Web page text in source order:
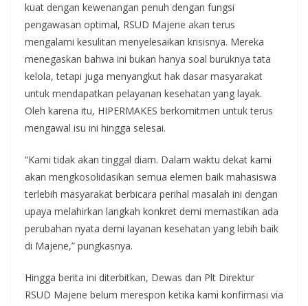
kuat dengan kewenangan penuh dengan fungsi
pengawasan optimal, RSUD Majene akan terus
mengalami kesulitan menyelesaikan krisisnya. Mereka
menegaskan bahwa ini bukan hanya soal buruknya tata
kelola, tetapi juga menyangkut hak dasar masyarakat
untuk mendapatkan pelayanan kesehatan yang layak.
Oleh karena itu, HIPERMAKES berkomitmen untuk terus
mengawal isu ini hingga selesai.
“Kami tidak akan tinggal diam. Dalam waktu dekat kami
akan mengkosolidasikan semua elemen baik mahasiswa
terlebih masyarakat berbicara perihal masalah ini dengan
upaya melahirkan langkah konkret demi memastikan ada
perubahan nyata demi layanan kesehatan yang lebih baik
di Majene,” pungkasnya.
Hingga berita ini diterbitkan, Dewas dan Plt Direktur
RSUD Majene belum merespon ketika kami konfirmasi via